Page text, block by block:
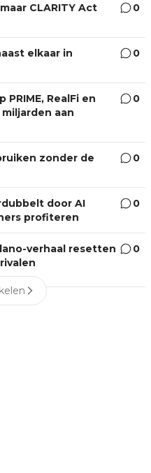
CLARITY Act
0
elkaar in
0
RealFi en
aan
0
zonder de
0
door AI
profiteren
0
verhaal resetten
0